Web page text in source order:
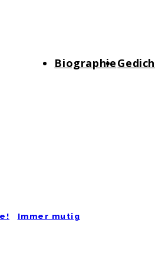
Biographie
Immer mutig